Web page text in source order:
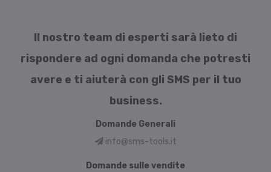
Il nostro team di esperti sarà lieto di
rispondere ad ogni domanda che potresti
avere e ti aiuterà con gli SMS per il tuo
business.
Domande Generali
info@sms-tools.it
Domande sulle vendite